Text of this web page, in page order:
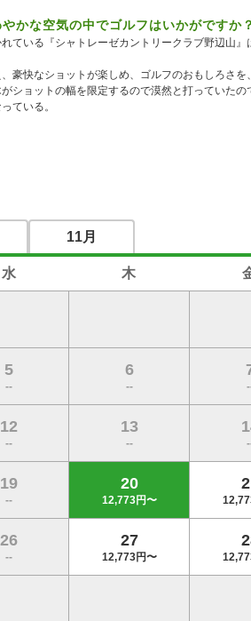
かな空気の中でゴルフはいかがですか？
ている『シャトレーゼカントリークラブ野辺山
豪快なショットが楽しめ、ゴルフのおもしろさを
ショットの幅を限定するので漠然と打っていた
ている。
11月
水 木
5
--
6
--
12
--
13
--
19
--
20
12,773円〜
26
--
27
12,773円〜